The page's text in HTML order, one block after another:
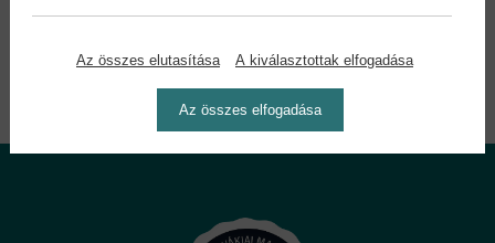
Önnek semmiféle kötelezettsége a Családi
Az összes elutasítása A kiválasztottak elfogadása
Az összes elfogadása